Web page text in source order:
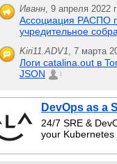
Иванн, 9 апреля 2022
Ассоциация РАСПО
учредительное
Kiri11.ADV1, 7 марта
Логи catalina.out в
JSON
1
DevOps as a
24/7 SRE &
your Kubernetes